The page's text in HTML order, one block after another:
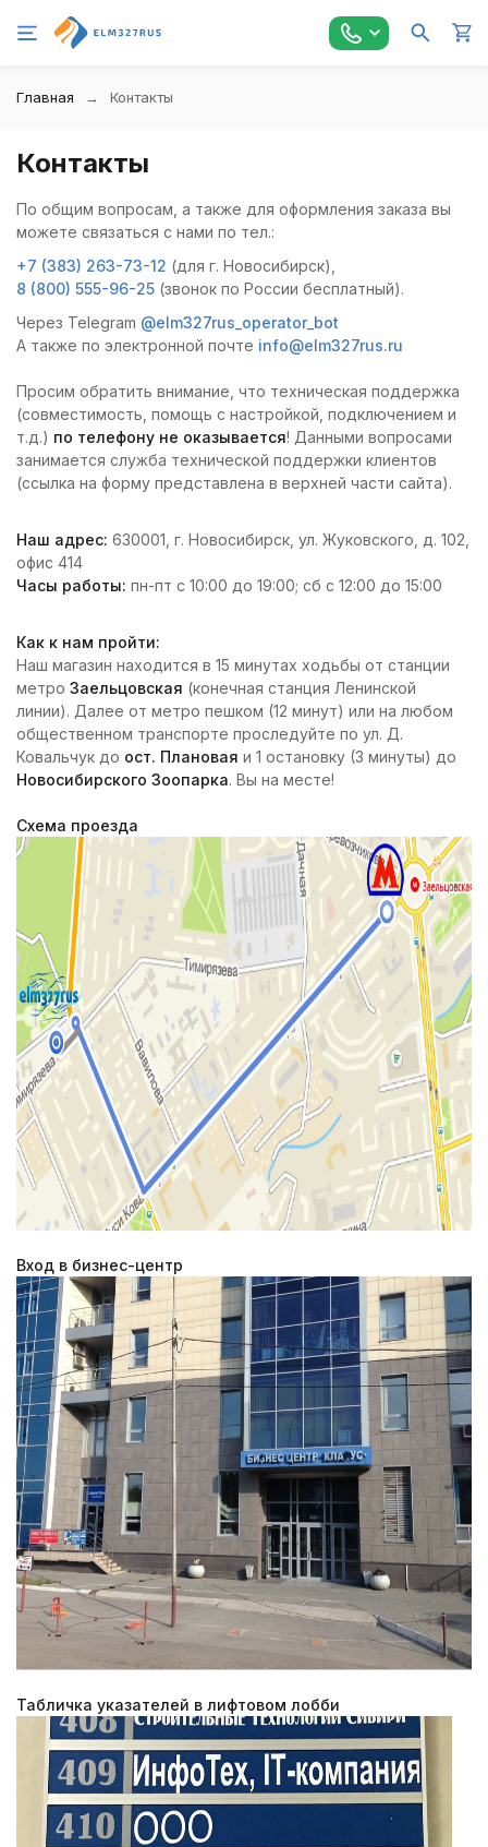
Главная Контакты
Контакты
По общим вопросам, а также для оформления заказа вы
можете связаться с нами по тел.:
+7 (383) 263-73-12 (для г. Новосибирск),
8 (800) 555-96-25 (звонок по России бесплатный).
Через Telegram @elm327rus_operator_bot
А также по электронной почте info@elm327rus.ru
Просим обратить внимание, что техническая поддержка
(совместимость, помощь с настройкой, подключением и
т.д.) по телефону не оказывается! Данными вопросами
занимается служба технической поддержки клиентов
(ссылка на форму представлена в верхней части сайта).
Наш адрес: 630001 , г. Новосибирск ул. Жуковского, д. 102,
офис 414
Часы работы: пн-пт с 10:00 до 19:00; сб с 12:00 до 15:00
Как к нам пройти:
Наш магазин находится в 15 минутах ходьбы от станции
метро Заельцовская (конечная станция Ленинской
линии). Далее от метро пешком (12 минут) или на любом
общественном транспорте проследуйте по ул. Д.
Ковальчук до ост. Плановая и 1 остановку (3 минуты) до
Новосибирского Зоопарка. Вы на месте!
Схема проезда
Вход в бизнес-центр
Табличка указателей в лифтовом лобби